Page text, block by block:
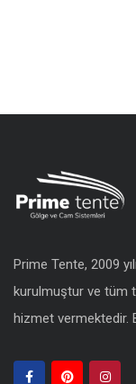
Prime Tente, 2009
kurulmuştur ve tüm
hizmet vermektedir.